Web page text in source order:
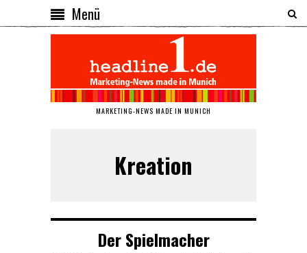
Menü
MARKETING-NEWS MADE IN MUNICH
Kreation
Der Spielmacher